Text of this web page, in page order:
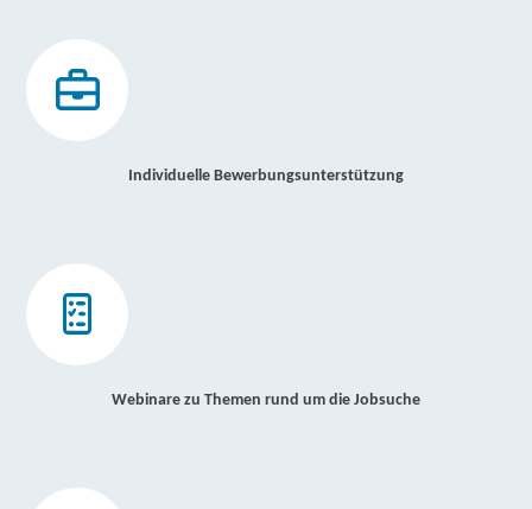
Individuelle Bewerbungsunterstützung
Webinare zu Themen rund um die Jobsuche